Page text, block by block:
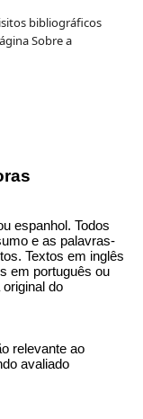
bibliográficos
Sobre a
espanhol. Todos
e as palavras-
Textos em inglês
em português ou
do
relevante ao
avaliado